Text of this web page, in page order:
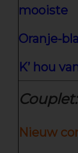
mooiste
Oranje-
K’ hou
Couplet:
Nieuw